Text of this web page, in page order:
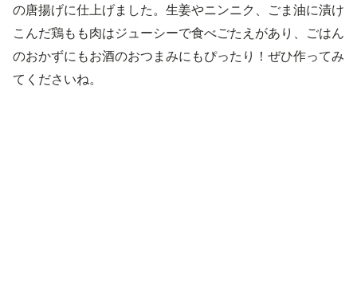
の唐揚げに仕上げました。生姜やニンニク、ごま油に漬け
こんだ鶏もも肉はジューシーで食べごたえがあり、ごはん
のおかずにもお酒のおつまみにもぴったり！ぜひ作ってみ
てくださいね。